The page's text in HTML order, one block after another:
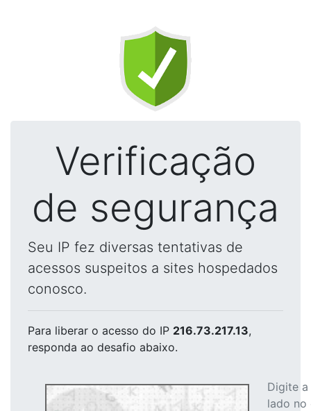
Verificação
de segurança
Seu IP fez diversas tentativas de
acessos suspeitos a sites hospedados
conosco.
Para liberar o acesso do IP 216.73.217.13,
responda ao desafio abaixo.
Digite
lado no